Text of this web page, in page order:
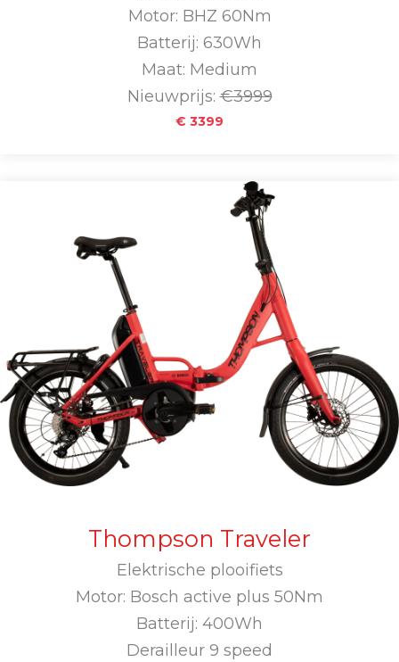
Motor: BHZ 60Nm
Batterij: 630Wh
Maat: Medium
Nieuwprijs:€3999
€ 3399
Thompson Traveler
Elektrische plooifiets
Motor: Bosch active plus 50Nm
Batterij: 400Wh
Derailleur 9 speed